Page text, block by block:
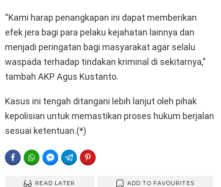
“Kami harap penangkapan ini dapat memberikan
efek jera bagi para pelaku kejahatan lainnya dan
menjadi peringatan bagi masyarakat agar selalu
waspada terhadap tindakan kriminal di sekitarnya,”
tambah AKP Agus Kustanto.
Kasus ini tengah ditangani lebih lanjut oleh pihak
kepolisian untuk memastikan proses hukum berjalan
sesuai ketentuan.(*)
FACEBOOKWHATSAPPFACEBOOK MESSENGER
TELEGRAM
READ LATER ADD TO FAVOURITES